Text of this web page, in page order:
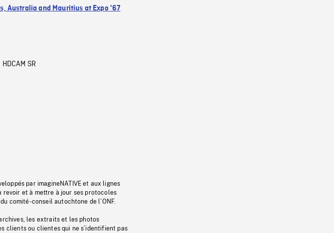
Australia and Mauritius at Expo '67
HDCAM SR
par imagineNATIVE et aux lignes
revoir et à mettre à jour ses protocoles
comité-conseil autochtone de l’ONF.
les extraits et les photos
clients ou clientes qui ne s’identifient pas